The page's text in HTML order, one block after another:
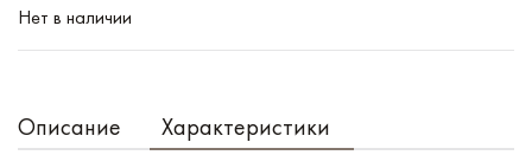
Нет в наличии
Описание Характеристики